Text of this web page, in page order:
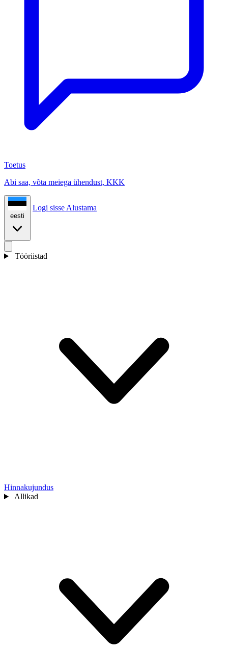
Toetus
Abi saa, võta meiega ühendust, KKK
eesti
Logi sisse Alustama
Tööriistad
Hinnakujundus
Allikad